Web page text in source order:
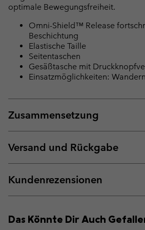
optimale Bewegungsfreiheit.
Omni-Shield™ Release
Beschichtung
Elastische Taille
Seitentaschen
Gesäßtasche mit
Einsatzmöglichkeiten: Wandern
Zusammensetzung
Versand und Rückgabe
Kundenrezensionen
Das Könnte Dir Auch